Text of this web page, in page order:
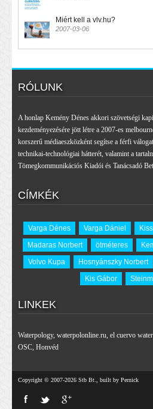
Miért kell a vlv.hu?
2007-03-06
RÓLUNK
A honlap Kemény Dénes akkori szövetségi
kezdeményezésére jött létre a 2007-es
korszerű médiaeszközként segítse a férfi
technikai-technológiai hátterét, valamint a
Tömegkommunikációs Kiadói és Tanácsadó
CÍMKÉK
Varga Dénes Varga Dániel
Madaras Norbert
ötméteres
Volvo Kupa
Hosnyánszky Norbert
Kis Gábor
LINKEK
Waterpology, waterpolonline.ru, el cuervo
OSC, Honvéd
Copyright © 2007-2026 Stb Bt., built by Pernick